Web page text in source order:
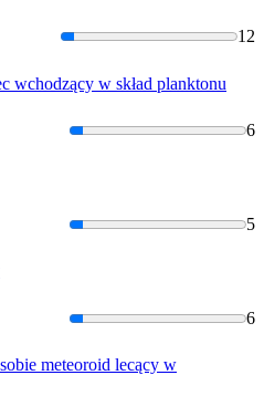
12
wchodzący w skład planktonu
6
5
6
meteoroid lecący w